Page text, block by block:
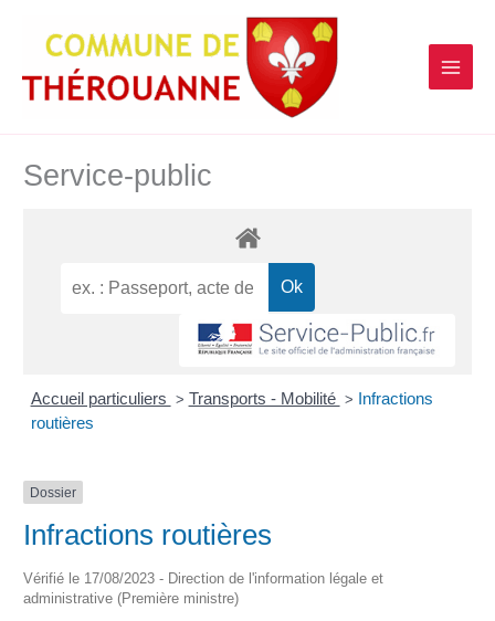
contenu
Service-public
Accueil particuliers > Transports - Mobilité > Infractions
routières
Dossier
Infractions routières
Vérifié le 17/08/2023 - Direction de l'information légale et
administrative (Première ministre)